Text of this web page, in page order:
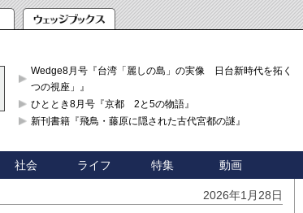
Wedge8月号『台湾「麗しの島」の実像 日台新時代を拓く「3
つの視座」』
ひととき8月号『京都 2と5の物語』
新刊書籍『飛鳥・藤原に隠された古代宮都の謎』
社会 ライフ 特集 動画
2026年1月28日